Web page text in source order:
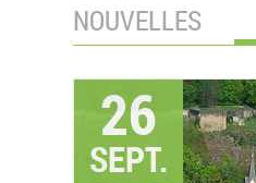
NOUVELLES
26
SEPT.